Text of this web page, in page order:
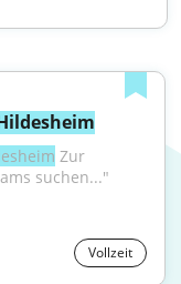
Zur
suchen..."
Vollzeit